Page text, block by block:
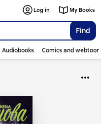
Find
Log in My Books
Audiobooks Comics and